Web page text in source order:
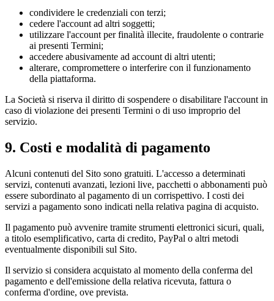
condividere le credenziali con terzi;
cedere l'account ad altri soggetti;
utilizzare l'account per finalità illecite, fraudolente o contrarie
ai presenti Termini;
accedere abusivamente ad account di altri utenti;
alterare, compromettere o interferire con il funzionamento
della piattaforma.
La Società si riserva il diritto di sospendere o disabilitare l'account in
caso di violazione dei presenti Termini o di uso improprio del
servizio.
9. Costi e modalità di pagamento
Alcuni contenuti del Sito sono gratuiti. L'accesso a determinati
servizi, contenuti avanzati, lezioni live, pacchetti o abbonamenti può
essere subordinato al pagamento di un corrispettivo. I costi dei
servizi a pagamento sono indicati nella relativa pagina di acquisto.
Il pagamento può avvenire tramite strumenti elettronici sicuri, quali,
a titolo esemplificativo, carta di credito, PayPal o altri metodi
eventualmente disponibili sul Sito.
Il servizio si considera acquistato al momento della conferma del
pagamento e dell'emissione della relativa ricevuta, fattura o
conferma d'ordine, ove prevista.